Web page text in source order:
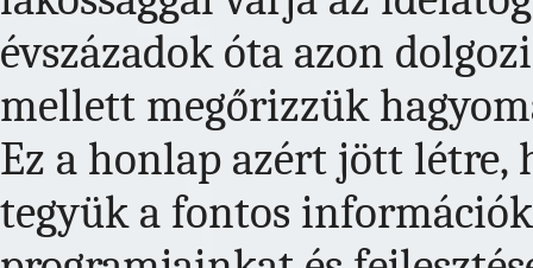
évszázadok óta azon
mellett megőrizzük
Ez a honlap azért jött létre,
tegyük a fontos